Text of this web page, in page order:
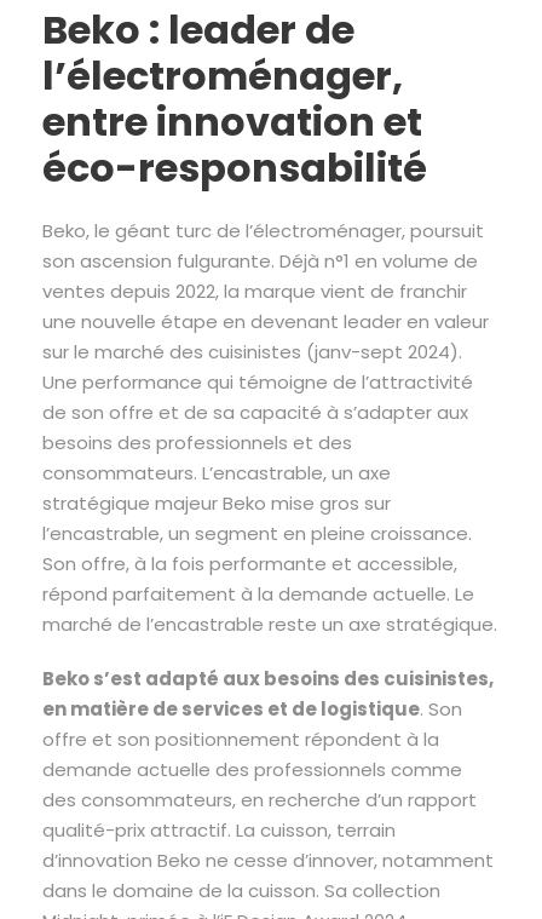
Beko : leader de
l’électroménager,
entre innovation et
éco-responsabilité
Beko, le géant turc de l’électroménager, poursuit
son ascension fulgurante. Déjà n°1 en volume de
ventes depuis 2022, la marque vient de franchir
une nouvelle étape en devenant leader en valeur
sur le marché des cuisinistes (janv-sept 2024).
Une performance qui témoigne de l’attractivité
de son offre et de sa capacité à s’adapter aux
besoins des professionnels et des
consommateurs. L’encastrable, un axe
stratégique majeur Beko mise gros sur
l’encastrable, un segment en pleine croissance.
Son offre, à la fois performante et accessible,
répond parfaitement à la demande actuelle. Le
marché de l’encastrable reste un axe stratégique.
Beko s’est adapté aux besoins des cuisinistes,
en matière de services et de logistique. Son
offre et son positionnement répondent à la
demande actuelle des professionnels comme
des consommateurs, en recherche d’un rapport
qualité-prix attractif. La cuisson, terrain
d’innovation Beko ne cesse d’innover, notamment
dans le domaine de la cuisson. Sa collection